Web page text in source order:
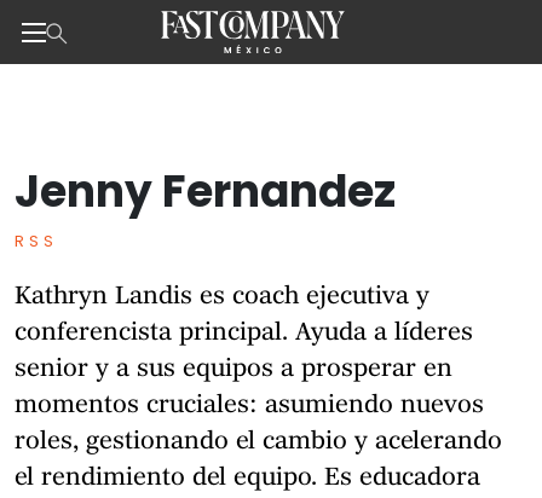
Skip
to
the
Jenny Fernandez
RSS
Kathryn Landis es coach ejecutiva y
conferencista principal. Ayuda a líderes
senior y a sus equipos a prosperar en
momentos cruciales: asumiendo nuevos
roles, gestionando el cambio y acelerando
el rendimiento del equipo. Es educadora